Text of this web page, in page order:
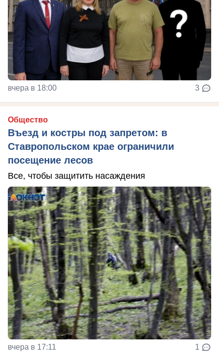
вчера в 18:00 3
Общество
Въезд и костры под запретом: в
Ставропольском крае ограничили
посещение лесов
Все, чтобы защитить насаждения
вчера в 17:11 1